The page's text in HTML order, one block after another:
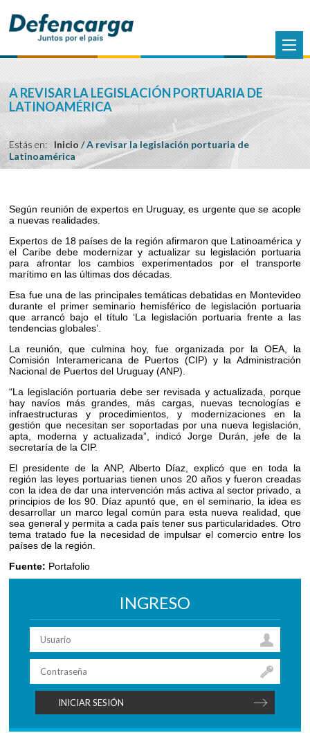
A REVISAR LA LEGISLACIÓN PORTUARIA DE
LATINOAMÉRICA
Estás en: Inicio/A revisar la legislación portuaria de
Latinoamérica
Según reunión de expertos en Uruguay, es urgente que se acople
a nuevas realidades.
Expertos de 18 países de la región afirmaron que Latinoamérica y
el Caribe debe modernizar y actualizar su legislación portuaria
para afrontar los cambios experimentados por el transporte
marítimo en las últimas dos décadas.
Esa fue una de las principales temáticas debatidas en Montevideo
durante el primer seminario hemisférico de legislación portuaria
que arrancó bajo el título ‘La legislación portuaria frente a las
tendencias globales’.
La reunión, que culmina hoy, fue organizada por la OEA, la
Comisión Interamericana de Puertos (CIP) y la Administración
Nacional de Puertos del Uruguay (ANP).
“La legislación portuaria debe ser revisada y actualizada, porque
hay navíos más grandes, más cargas, nuevas tecnologías e
infraestructuras y procedimientos, y modernizaciones en la
gestión que necesitan ser soportadas por una nueva legislación,
apta, moderna y actualizada”, indicó Jorge Durán, jefe de la
secretaría de la CIP.
El presidente de la ANP, Alberto Díaz, explicó que en toda la
región las leyes portuarias tienen unos 20 años y fueron creadas
con la idea de dar una intervención más activa al sector privado, a
principios de los 90. Díaz apuntó que, en el seminario, la idea es
desarrollar un marco legal común para esta nueva realidad, que
sea general y permita a cada país tener sus particularidades. Otro
tema tratado fue la necesidad de impulsar el comercio entre los
países de la región.
Fuente: Portafolio
INGRESO